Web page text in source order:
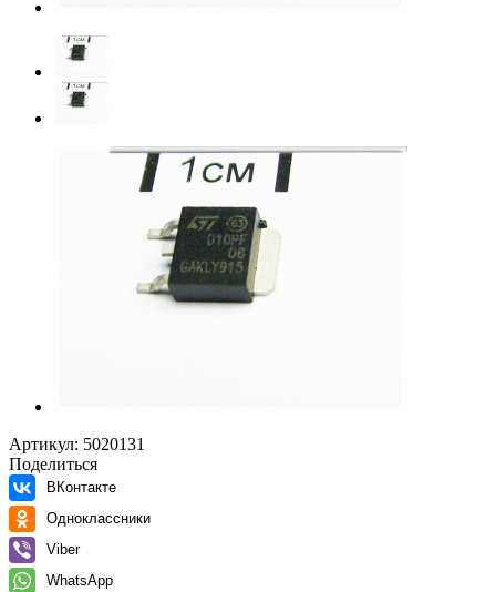
Артикул: 5020131
Поделиться
ВКонтакте
Одноклассники
Viber
WhatsApp